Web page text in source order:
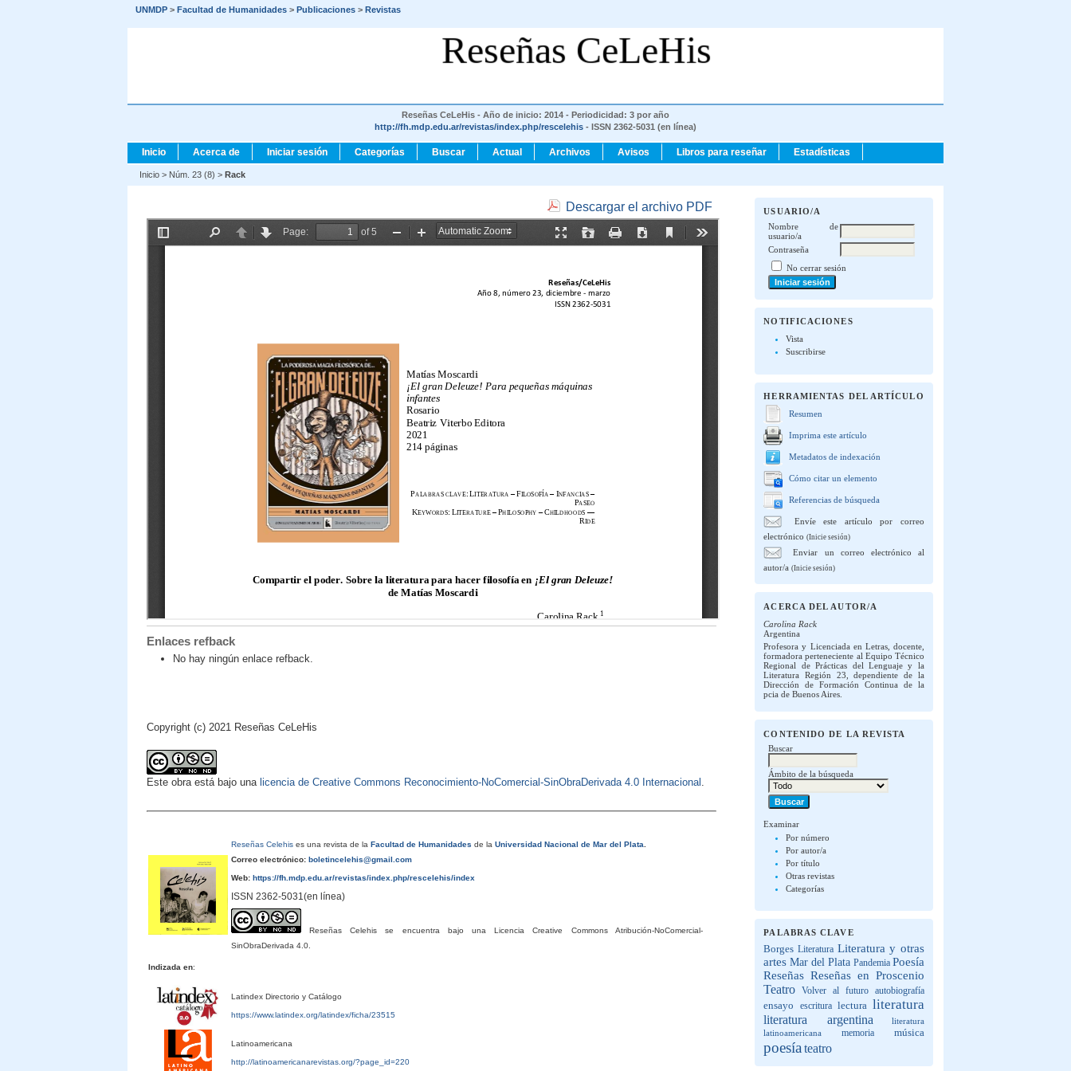
UNMDP > Facultad de Humanidades > Publicaciones > Revistas
Reseñas CeLeHis
Reseñas CeLeHis - Año de inicio: 2014 - Periodicidad: 3 por año
http://fh.mdp.edu.ar/revistas/index.php/rescelehis - ISSN 2362-5031 (en línea)
USUARIO/A
Nombre de
usuario/a
Contraseña
No cerrar sesión
NOTIFICACIONES
Vista
Suscribirse
HERRAMIENTAS DEL ARTÍCULO
Resumen
Imprima este artículo
Metadatos de indexación
Cómo citar un elemento
Referencias de búsqueda
Envíe este artículo por correo
electrónico(Inicie sesión)
Enviar un correo electrónico al
autor/a(Inicie sesión)
ACERCA DEL AUTOR/A
Carolina Rack
Argentina
Profesora y Licenciada en Letras, docente,
formadora perteneciente al Equipo Técnico
Regional de Prácticas del Lenguaje y la
Literatura Región 23, dependiente de la
Dirección de Formación Continua de la
pcia de Buenos Aires.
CONTENIDO DE LA REVISTA
Buscar
Ámbito de la búsqueda
Examinar
Por número
Por autor/a
Por título
Otras revistas
Categorías
PALABRAS CLAVE
Borges Literatura Literatura y otras
artes Mar del Plata Pandemia Poesía
Reseñas Reseñas en Proscenio
Teatro Volver al futuro autobiografía
ensayo escritura lectura literatura
literatura argentina
literatura
latinoamericana
memoria música
poesía teatro
Inicio Acerca de Iniciar sesión Categorías Buscar Actual Archivos Avisos Libros para reseñar Estadísticas
Inicio > Núm. 23 (8) > Rack
Descargar el archivo PDF
Enlaces refback
No hay ningún enlace refback.
Copyright (c) 2021 Reseñas CeLeHis
Este obra está bajo una licencia de Creative Commons Reconocimiento-NoComercial-SinObraDerivada 4.0 Internacional .
Reseñas Celehises una revista de la Facultad de Humanidades de la Universidad Nacional de Mar del Plata.
Correo electrónico:boletincelehis@gmail.com
Web:https://fh.mdp.edu.ar/revistas/index.php/rescelehis/index
ISSN 2362-5031(en línea)
Reseñas Celehis se encuentra bajo una Licencia Creative Commons Atribución-NoComercial-
SinObraDerivada 4.0.
Indizada en:
Latindex Directorio y Catálogo
https://www.latindex.org/latindex/ficha/23515
Latinoamericana
http://latinoamericanarevistas.org/?page_id=220